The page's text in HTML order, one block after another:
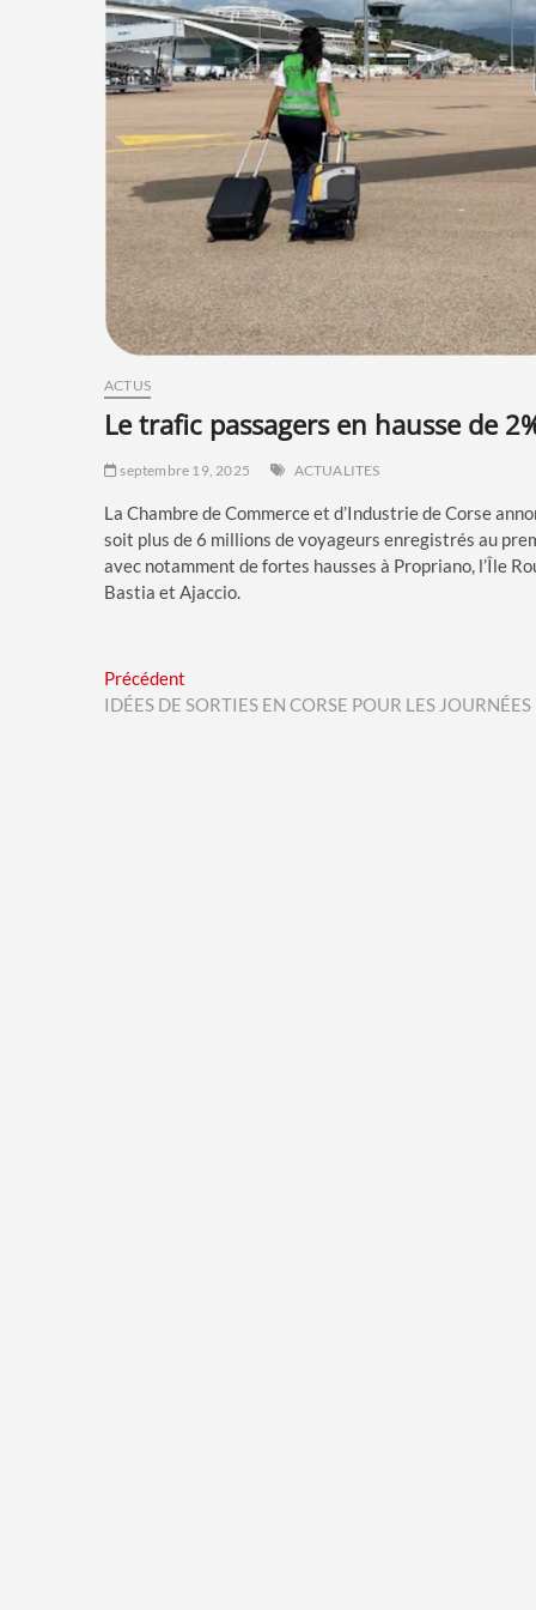
ACTUS
le trafic passagers en hausse de
septembre 19, 2025 ACTUALITES
La Chambre de Commerce et d’Industrie de Corse
soit plus de 6 millions de voyageurs enregistrés au
avec notamment de fortes hausses à Propriano, l’Île
Bastia et Ajaccio.
Navigation
de
Précédent
post:
IDÉES DE SORTIES EN CORSE POUR LES